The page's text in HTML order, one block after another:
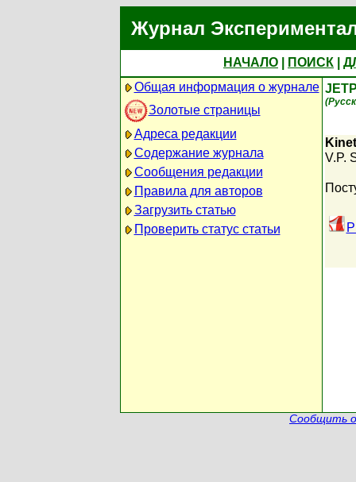
Журнал
НАЧАЛО ПОИСК
Общая информация о журнале
Золотые страницы
Адреса редакции
Содержание журнала
Сообщения редакции
Правила для авторов
Загрузить статью
Проверить статус статьи
V.P.
Сообщить о